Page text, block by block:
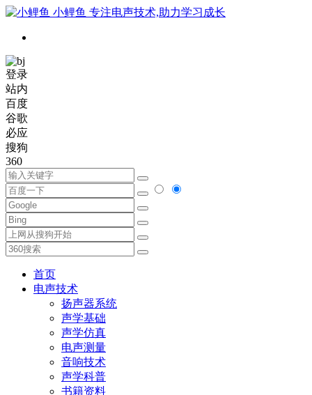
小鲤鱼 专注电声技术,助力学习成长
登录
站内
百度
谷歌
必应
搜狗
360
首页
电声技术
扬声器系统
声学基础
声学仿真
电声测量
音响技术
声学科普
书籍资料